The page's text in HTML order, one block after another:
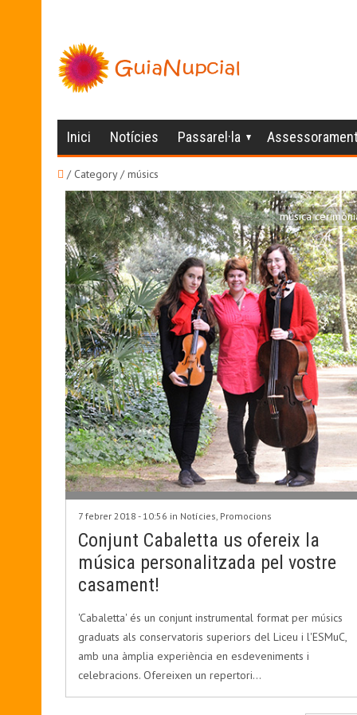
Inici Notícies Passarel·la
/ Category / músics
música
7 febrer 2018 - 10:56 in Notícies Promocions
Conjunt Cabaletta us ofereix la
música personalitzada pel vostre
casament!
'Cabaletta' és un conjunt instrumental format per músics
graduats als conservatoris superiors del Liceu i l'ESMuC,
amb una àmplia experiència en esdeveniments i
celebracions. Ofereixen un repertori…